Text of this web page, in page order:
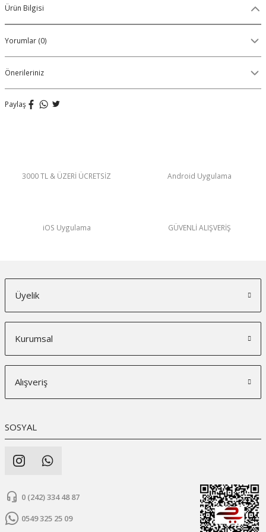
Ürün Bilgisi
Yorumlar (0)
Önerileriniz
Paylaş
3000 TL & ÜZERİ ÜCRETSİZ Android Uygulama
iOS Uygulama GÜVENLİ ALIŞVERİŞ
Üyelik
Kurumsal
Alışveriş
SOSYAL
0 (242) 334 48 87
0549 325 25 09